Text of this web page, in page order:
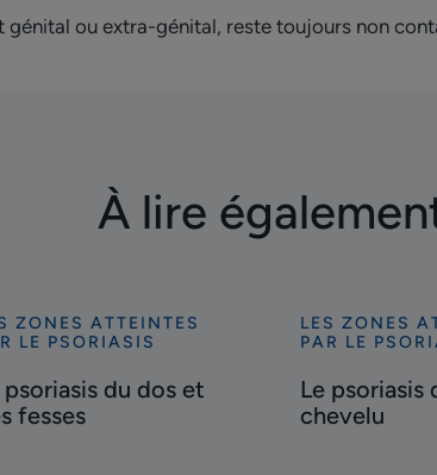
génital ou extra-génital, reste toujours non
À lire
ZONES ATTEINTES
LE PSORIASIS
psoriasis du dos et
fesses
Découvrir
psoriasis
du
LES ZONES
PAR LE
Le psoriasis
chevelu